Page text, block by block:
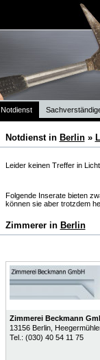
Notdienst
Notdienst in Berlin»
Leider keinen Treffer in
Folgende Inserate bieten
können sie aber trotzdem
Zimmerer in Berlin
Zimmerei Beckmann
13156 Berlin,
Tel.: (030) 40 54 11 75